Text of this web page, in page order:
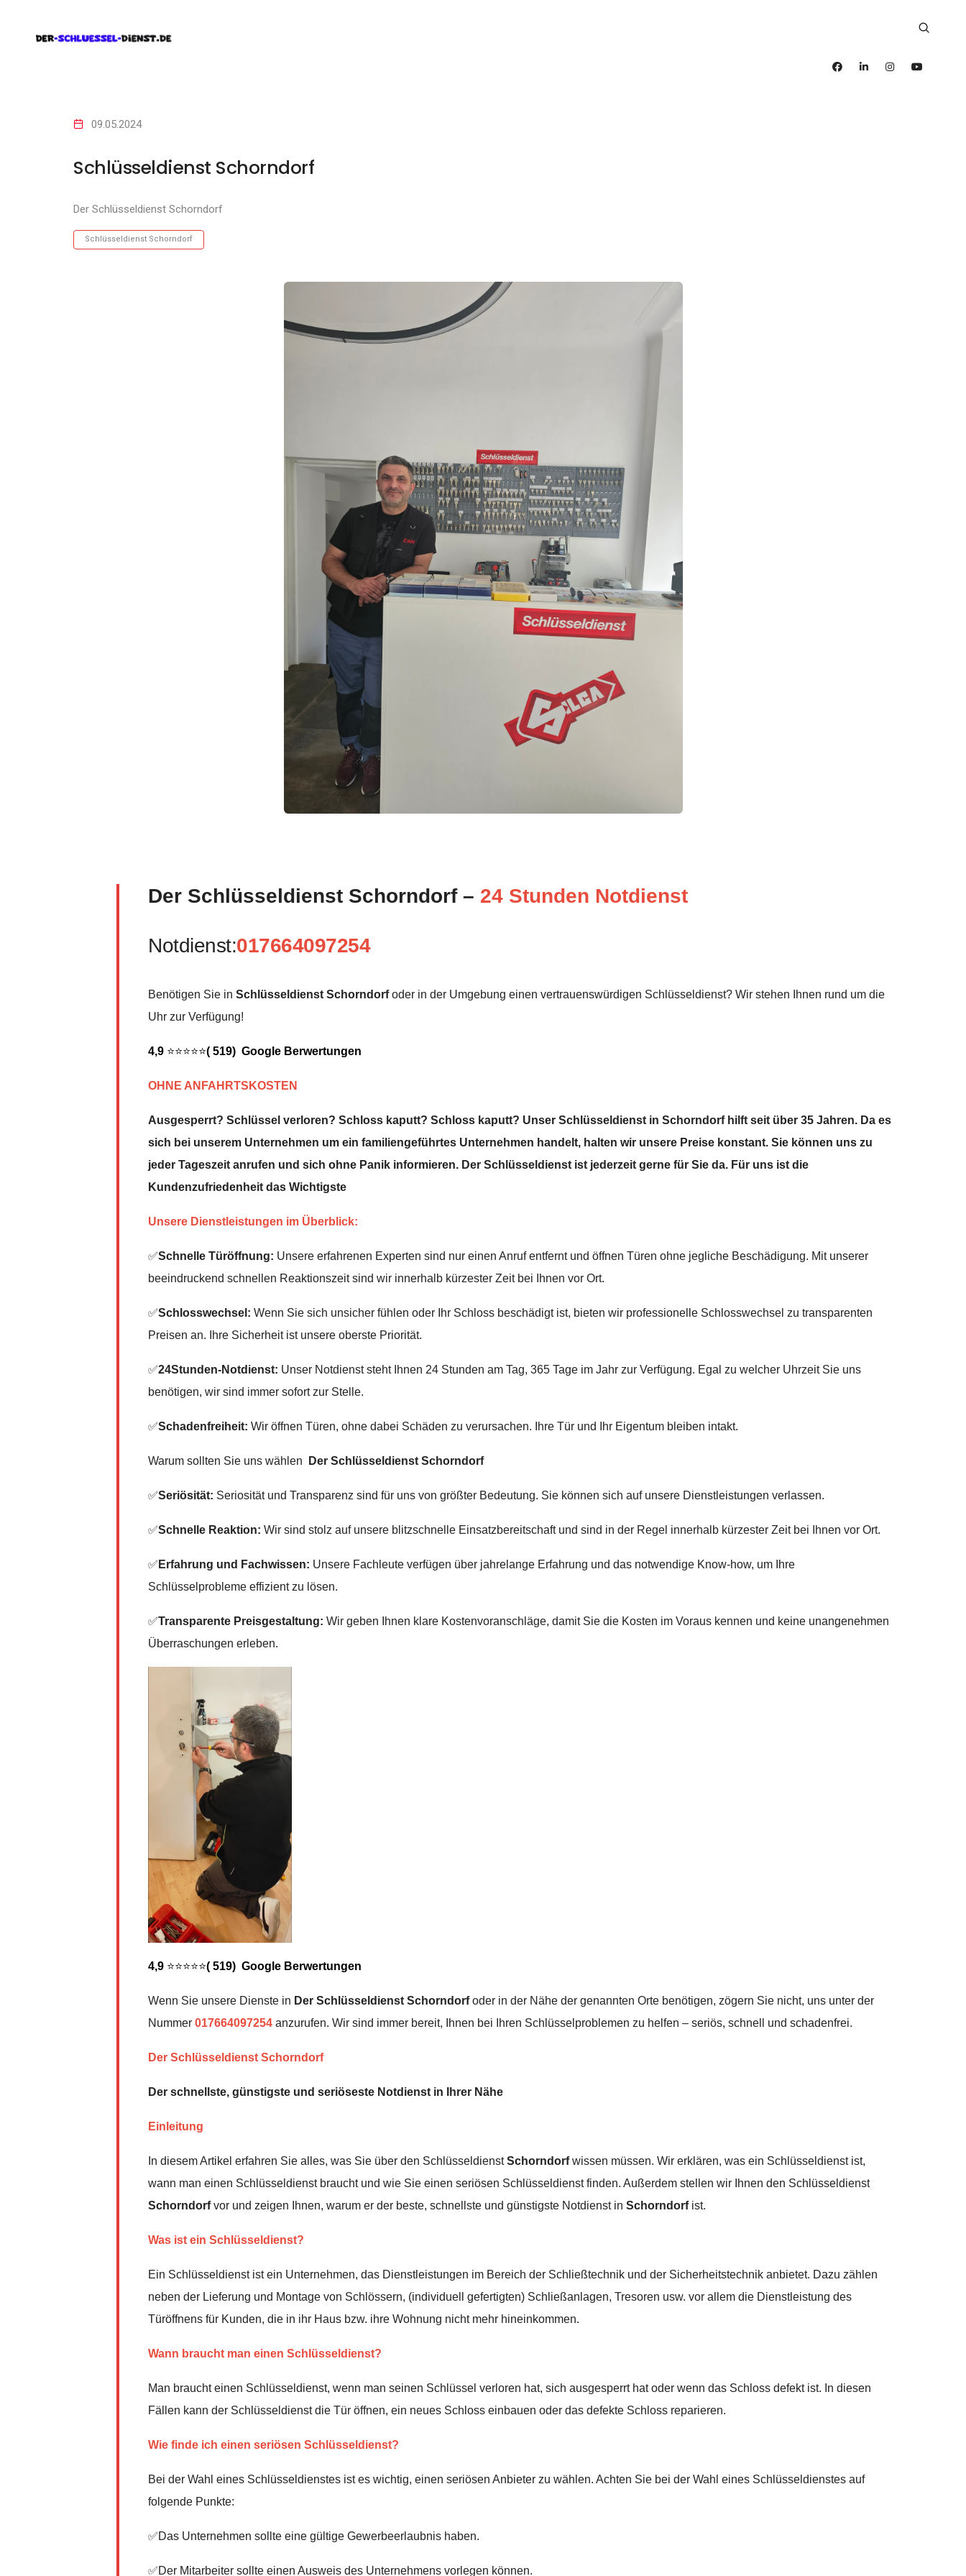
09.05.2024
Schlüsseldienst Schorndorf
Der Schlüsseldienst Schorndorf
Schlüsseldienst Schorndorf
Der Schlüsseldienst Schorndorf – 24 Stunden Notdienst
Notdienst:017664097254
Benötigen Sie in Schlüsseldienst Schorndorfoder in der Umgebung einen vertrauenswürdigen Schlüsseldienst? Wir stehen Ihnen rund um die
Uhr zur Verfügung!
4,9 ⭐⭐⭐⭐⭐( 519) Google Berwertungen
OHNE ANFAHRTSKOSTEN
Ausgesperrt? Schlüssel verloren? Schloss kaputt? Schloss kaputt? Unser Schlüsseldienst in Schorndorf hilft seit über 35 Jahren. Da es
sich bei unserem Unternehmen um ein familiengeführtes Unternehmen handelt, halten wir unsere Preise konstant. Sie können uns zu
jeder Tageszeit anrufen und sich ohne Panik informieren. Der Schlüsseldienst ist jederzeit gerne für Sie da. Für uns ist die
Kundenzufriedenheit das Wichtigste
Unsere Dienstleistungen im Überblick:
✅Schnelle Türöffnung: Unsere erfahrenen Experten sind nur einen Anruf entfernt und öffnen Türen ohne jegliche Beschädigung. Mit unserer
beeindruckend schnellen Reaktionszeit sind wir innerhalb kürzester Zeit bei Ihnen vor Ort.
✅Schlosswechsel: Wenn Sie sich unsicher fühlen oder Ihr Schloss beschädigt ist, bieten wir professionelle Schlosswechsel zu transparenten
Preisen an. Ihre Sicherheit ist unsere oberste Priorität.
✅24Stunden-Notdienst: Unser Notdienst steht Ihnen 24 Stunden am Tag, 365 Tage im Jahr zur Verfügung. Egal zu welcher Uhrzeit Sie uns
benötigen, wir sind immer sofort zur Stelle.
✅Schadenfreiheit: Wir öffnen Türen, ohne dabei Schäden zu verursachen. Ihre Tür und Ihr Eigentum bleiben intakt.
Warum sollten Sie uns wählen Der Schlüsseldienst Schorndorf
✅Seriösität: Seriosität und Transparenz sind für uns von größter Bedeutung. Sie können sich auf unsere Dienstleistungen verlassen.
✅Schnelle Reaktion: Wir sind stolz auf unsere blitzschnelle Einsatzbereitschaft und sind in der Regel innerhalb kürzester Zeit bei Ihnen vor Ort.
✅ Erfahrung und Fachwissen: Unsere Fachleute verfügen über jahrelange Erfahrung und das notwendige Know-how, um Ihre
Schlüsselprobleme effizient zu lösen.
✅Transparente Preisgestaltung: Wir geben Ihnen klare Kostenvoranschläge, damit Sie die Kosten im Voraus kennen und keine unangenehmen
Überraschungen erleben.
4,9 ⭐⭐⭐⭐⭐( 519) Google Berwertungen
Wenn Sie unsere Dienste in Der Schlüsseldienst Schorndorfoder in der Nähe der genannten Orte benötigen, zögern Sie nicht, uns unter der
Nummer 017664097254 anzurufen. Wir sind immer bereit, Ihnen bei Ihren Schlüsselproblemen zu helfen – seriös, schnell und schadenfrei.
Der Schlüsseldienst Schorndorf
Der schnellste, günstigste und seriöseste Notdienst in Ihrer Nähe
Einleitung
In diesem Artikel erfahren Sie alles, was Sie über den SchlüsseldienstSchorndorfwissen müssen. Wir erklären, was ein Schlüsseldienst ist,
wann man einen Schlüsseldienst braucht und wie Sie einen seriösen Schlüsseldienst finden. Außerdem stellen wir Ihnen den Schlüsseldienst
Schorndorfvor und zeigen Ihnen, warum er der beste, schnellste und günstigste Notdienst in Schorndorfist.
Was ist ein Schlüsseldienst?
Ein Schlüsseldienst ist ein Unternehmen, das Dienstleistungen im Bereich der Schließtechnik und der Sicherheitstechnik anbietet. Dazu zählen
neben der Lieferung und Montage von Schlössern, (individuell gefertigten) Schließanlagen, Tresoren usw. vor allem die Dienstleistung des
Türöffnens für Kunden, die in ihr Haus bzw. ihre Wohnung nicht mehr hineinkommen.
Wann braucht man einen Schlüsseldienst?
Man braucht einen Schlüsseldienst, wenn man seinen Schlüssel verloren hat, sich ausgesperrt hat oder wenn das Schloss defekt ist. In diesen
Fällen kann der Schlüsseldienst die Tür öffnen, ein neues Schloss einbauen oder das defekte Schloss reparieren.
Wie finde ich einen seriösen Schlüsseldienst?
Bei der Wahl eines Schlüsseldienstes ist es wichtig, einen seriösen Anbieter zu wählen. Achten Sie bei der Wahl eines Schlüsseldienstes auf
folgende Punkte:
✅Das Unternehmen sollte eine gültige Gewerbeerlaubnis haben.
✅Der Mitarbeiter sollte einen Ausweis des Unternehmens vorlegen können.